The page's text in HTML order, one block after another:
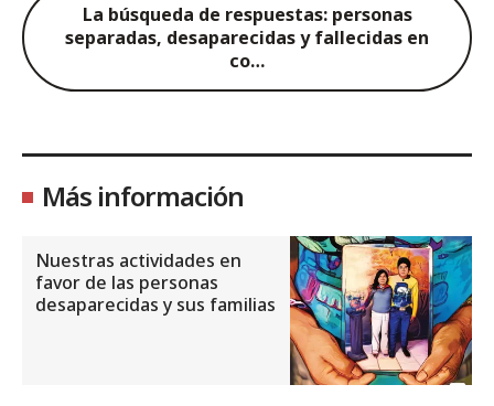
La búsqueda de respuestas: personas
separadas, desaparecidas y fallecidas en
co…
Más información
Nuestras actividades en
favor de las personas
desaparecidas y sus familias